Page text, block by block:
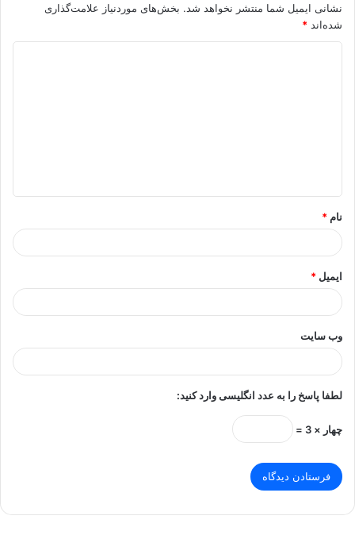
نشانی ایمیل شما منتشر نخواهد شد. بخش‌های موردنیاز علامت‌گذاری
شده‌اند *
*
نام *
ایمیل *
وب‌ سایت
لطفا پاسخ را به عدد انگلیسی وارد کنید:
چهار × 3 =